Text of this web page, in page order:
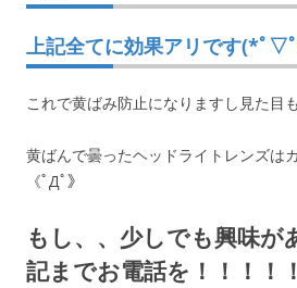
上記全てに効果アリです(*ﾟ▽
これで黄ばみ防止になりますし見た目
黄ばんで曇ったヘッドライトレンズは
《ﾟДﾟ》
もし、、少しでも興味が
記までお電話を！！！！！